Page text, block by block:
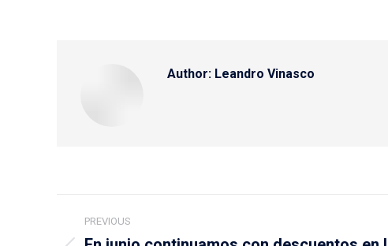
Author: Leandro Vinasco
navigation
PREVIOUS